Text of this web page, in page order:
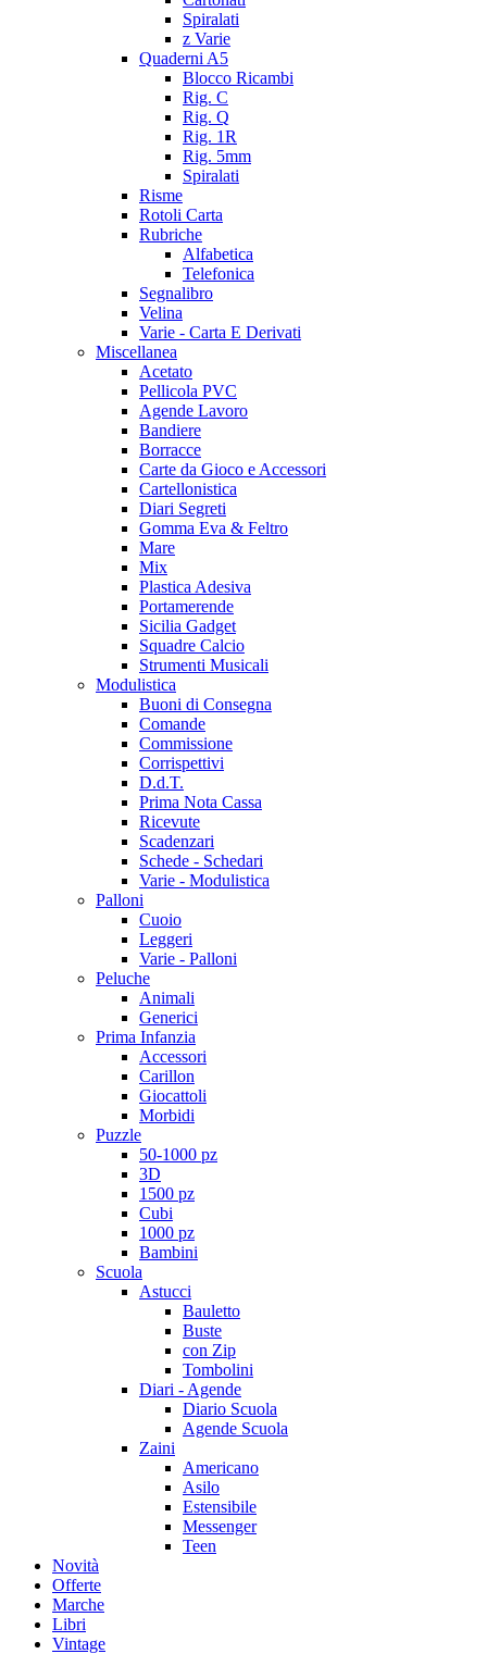
Spiralati
z Varie
Quaderni A5
Blocco Ricambi
Rig. C
Rig. Q
Rig. 1R
Rig. 5mm
Spiralati
Risme
Rotoli Carta
Rubriche
Alfabetica
Telefonica
Segnalibro
Velina
Varie - Carta E Derivati
Miscellanea
Acetato
Pellicola PVC
Agende Lavoro
Bandiere
Borracce
Carte da Gioco e Accessori
Cartellonistica
Diari Segreti
Gomma Eva & Feltro
Mare
Mix
Plastica Adesiva
Portamerende
Sicilia Gadget
Squadre Calcio
Strumenti Musicali
Modulistica
Buoni di Consegna
Comande
Commissione
Corrispettivi
D.d.T.
Prima Nota Cassa
Ricevute
Scadenzari
Schede - Schedari
Varie - Modulistica
Palloni
Cuoio
Leggeri
Varie - Palloni
Peluche
Animali
Generici
Prima Infanzia
Accessori
Carillon
Giocattoli
Morbidi
Puzzle
50-1000 pz
3D
1500 pz
Cubi
1000 pz
Bambini
Scuola
Astucci
Bauletto
Buste
con Zip
Tombolini
Diari - Agende
Diario Scuola
Agende Scuola
Zaini
Americano
Asilo
Estensibile
Messenger
Teen
Novità
Offerte
Marche
Libri
Vintage